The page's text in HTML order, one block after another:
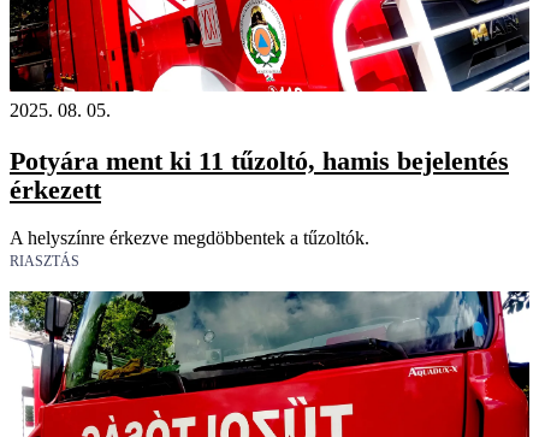
2025. 08. 05.
Potyára ment ki 11 tűzoltó, hamis bejelentés
érkezett
A helyszínre érkezve megdöbbentek a tűzoltók.
RIASZTÁS